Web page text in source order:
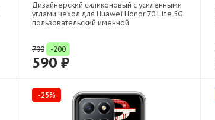
Дизайнерский силиконовый с усиленными
углами чехол для Huawei Honor 70 Lite 5G
пользовательский именной
790 -200
590 ₽
-25%